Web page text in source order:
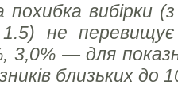
вибірки (з
не перевищує
3,0% — для
близьких до